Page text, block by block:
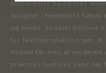
Sortimentet opdateres
designet i henhold til tidens
og mode. Södahls historie
for tekstilproduktion gør, at
Södahl får man et moderne
praktiske features samt høj